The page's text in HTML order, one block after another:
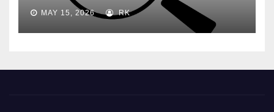
MAY 15, 2026 RK